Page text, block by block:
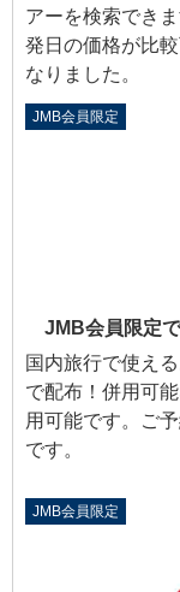
アーを検索でき
発日の価格が比
なりました。
JMB会員限定
JMB会員限定
国内旅行で使え
で配布！併用可
用可能です。ご
です。
JMB会員限定